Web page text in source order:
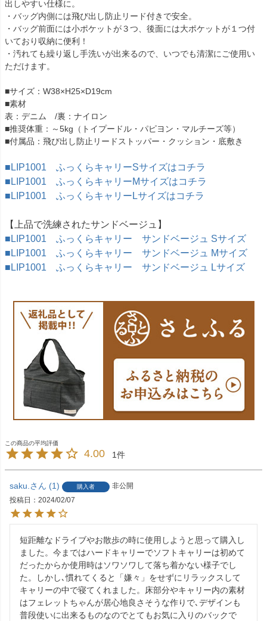
出しやすい仕様に。
・バッグ内側には飛び出し防止リード付きで安全。
・バッグ前面には小ポケットが３つ、後面には大ポケットが１つ付
いており収納に便利！
・汚れても繰り返し手洗いが出来るので、いつでも清潔にご使用い
ただけます。
■サイズ：W38×H25×D19cm
■素材
表：デニム /裏：ナイロン
■推奨体重：～5kg（トイプードル・パピヨン・マルチーズ等）
■付属品：飛び出し防止リードストッパー・クッション・底敷き
■LIP1001 ふっくらキャリーSサイズはコチラ
■LIP1001 ふっくらキャリーMサイズはコチラ
■LIP1001 ふっくらキャリーLサイズはコチラ
【上品で洗練されたサンドベージュ】
■LIP1001 ふっくらキャリー サンドベージュ Sサイズ
■LIP1001 ふっくらキャリー サンドベージュ Mサイズ
■LIP1001 ふっくらキャリー サンドベージュ Lサイズ
4.00 1
saku. 1 購入者
非公開
投稿日
2024/02/07
短距離なドライブやお散歩の時に使用しようと思って購入し
ました。今まではハードキャリーでソフトキャリーは初めて
だったからか使用時はソワソワして落ち着かない様子でし
た。しかし､慣れてくると「嫌々」をせずにリラックスして
キャリーの中で寝てくれました。床部分やキャリー内の素材
はフェレットちゃんが居心地良さそうな作りで､デザインも
普段使いに出来るものなのでとてもお気に入りのバックで